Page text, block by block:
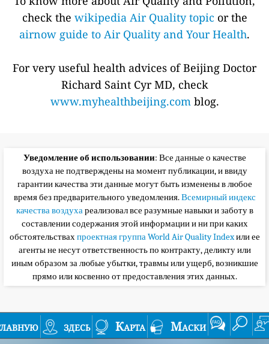
check the wikipedia Air Quality topic or the
airnow guide to Air Quality and Your Health.
For very useful health advices of Beijing Doctor
Richard Saint Cyr MD, check
www.myhealthbeijing.comblog.
Уведомление об использовании: Все данные о качестве
воздуха не подтверждены на момент публикации, и ввиду
гарантии качества эти данные могут быть изменены в любое
время без предварительного уведомления.Всемирный индекс
качества воздухареализовал все разумные навыки и заботу в
составлении содержания этой информации и ни при каких
обстоятельствахпроектная группа World Air Quality Indexили ее
агенты не несут ответственность по контракту, деликту или
иным образом за любые убытки, травмы или ущерб, возникшие
прямо или косвенно от предоставления этих данных.
здесь Карта Маски